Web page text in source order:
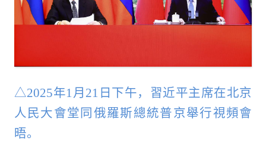
△2025年1月21日下午，習近平主席在北京
人民大會堂同俄羅斯總統普京舉行視頻會
晤。